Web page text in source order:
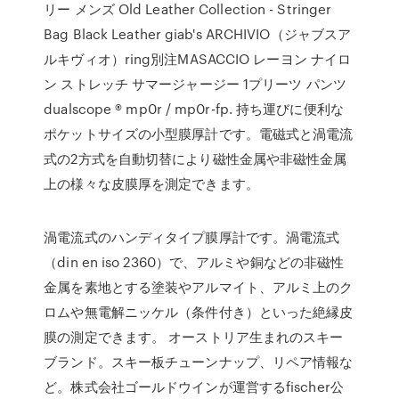
リー メンズ Old Leather Collection - Stringer
Bag Black Leather giab's ARCHIVIO（ジャブスア
ルキヴィオ）ring別注MASACCIO レーヨン ナイロ
ン ストレッチ サマージャージー 1プリーツ パンツ
dualscope ® mp0r / mp0r-fp. 持ち運びに便利な
ポケットサイズの⼩型膜厚計です。電磁式と渦電流
式の2⽅式を⾃動切替により磁性⾦属や⾮磁性⾦属
上の様々な⽪膜厚を測定できます。
渦電流式のハンディタイプ膜厚計です。渦電流式
（din en iso 2360）で、アルミや銅などの非磁性
金属を素地とする塗装やアルマイト、アルミ上のク
ロムや無電解ニッケル（条件付き）といった絶縁皮
膜の測定できます。 オーストリア生まれのスキー
ブランド。スキー板チューンナップ、リペア情報な
ど。株式会社ゴールドウインが運営するfischer公